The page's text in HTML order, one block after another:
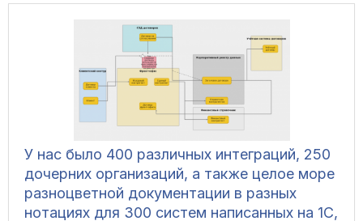
У нас было 400 различных интеграций, 250
дочерних организаций, а также целое море
разноцветной документации в разных
нотациях для 300 систем написанных на 1C,